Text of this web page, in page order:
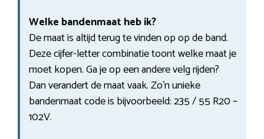
Welke bandenmaat heb ik?
De maat is altijd terug te vinden op op de band.
Deze cijfer-letter combinatie toont welke maat je
moet kopen. Ga je op een andere velg rijden?
Dan verandert de maat vaak. Zo’n unieke
bandenmaat code is bijvoorbeeld: 235 / 55 R20 –
102V.